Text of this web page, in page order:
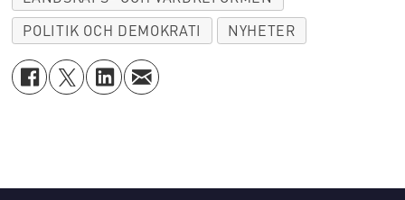
POLITIK OCH DEMOKRATI
NYHETER